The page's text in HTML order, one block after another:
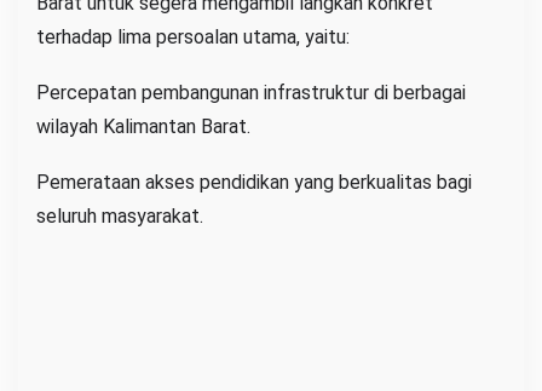
terhadap lima persoalan utama, yaitu:
Percepatan pembangunan infrastruktur di berbagai
wilayah Kalimantan Barat.
Pemerataan akses pendidikan yang berkualitas bagi
seluruh masyarakat.